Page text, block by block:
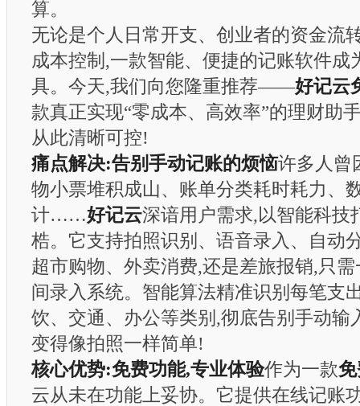
算。
无论是个人日常开支、创业者的资金流
成本控制,一款智能、便捷的记账软件成
具。今天,我们向您隆重推荐——好记云
款真正实现“零成本、高效率”的理财助
从此清晰可控!
痛点解决:告别手动记账的烦恼许多人曾
物小票堆积成山、账单分类耗时耗力、
计……好记云深谙用户需求,以智能科技
梏。它支持拍照识别、语音录入、自动
超市购物、外卖消费,还是差旅报销,只
间录入系统。智能算法精准识别每笔支
饮、交通、办公等类别,彻底告别手动输
变得像拍照一样简单!
核心优势:免费功能,专业体验作为一款
云从未在功能上妥协。它提供在线记账